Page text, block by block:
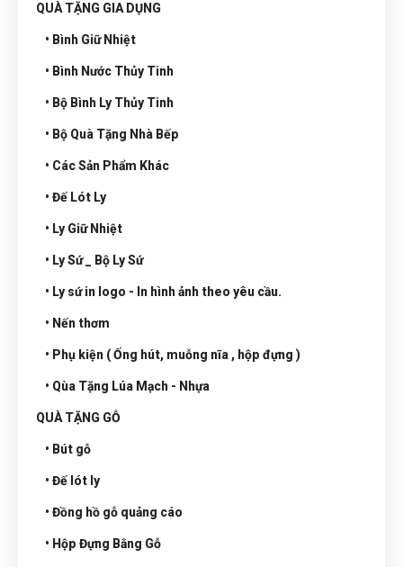
QUÀ TẶNG GIA DỤNG
• Bình Giữ Nhiệt
• Bình Nước Thủy Tinh
• Bộ Bình Ly Thủy Tinh
• Bộ Quà Tặng Nhà Bếp
• Các Sản Phẩm Khác
• Đế Lót Ly
• Ly Giữ Nhiệt
• Ly Sứ _ Bộ Ly Sứ
• Ly sứ in logo - In hình ảnh theo yêu cầu.
• Nến thơm
• Phụ kiện ( Ống hút, muỗng nĩa , hộp đựng )
• Qùa Tặng Lúa Mạch - Nhựa
QUÀ TẶNG GỖ
• Bút gỗ
• Đế lót ly
• Đồng hồ gỗ quảng cáo
• Hộp Đựng Bằng Gỗ